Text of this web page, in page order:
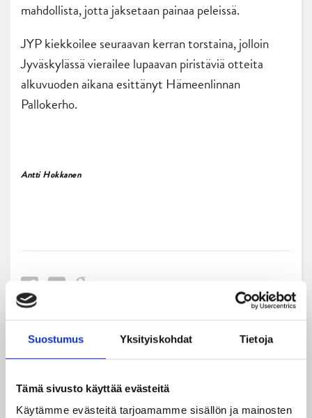
Suostumus Yksityiskohdat Tietoja
Tämä sivusto käyttää evästeitä
Käytämme evästeitä tarjoamamme sisällön ja mainosten
mahdollista, jotta jaksetaan painaa peleissä.
JYP kiekkoilee seuraavan kerran torstaina, jolloin
Jyväskylässä vierailee lupaavan piristäviä otteita
alkuvuoden aikana esittänyt Hämeenlinnan
Pallokerho.
Antti Hokkanen
Uusimmat
08.08.2026
Turnausraportti: JYP juhlii seurahistorian ensimmäistä